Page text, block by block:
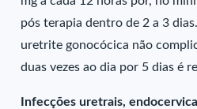
pós terapia dentro de 2 a 3
uretrite gonocócica não
duas vezes ao dia por 5 dias é
Infecções uretrais,